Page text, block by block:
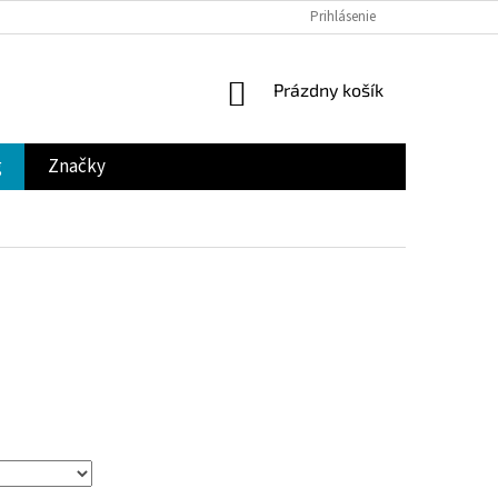
Prihlásenie
NÁKUPNÝ
Prázdny košík
Značky